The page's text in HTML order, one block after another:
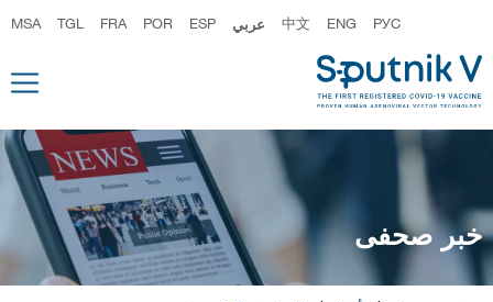
РУС
ENG
中文 عربي ESP
POR
FRA
TGL
MSA
خبر صحفى